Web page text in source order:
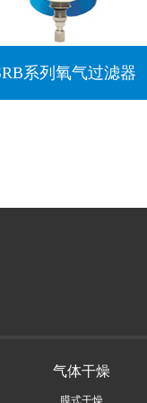
系列氧气过滤器
气体干燥